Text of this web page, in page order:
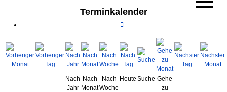
Terminkalender
Nach
Jahr
Nach
Monat
Nach
Woche
Heute Suche Gehe
zu